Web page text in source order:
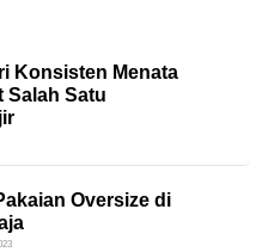
Konsisten Menata
Salah Satu
Oversize di